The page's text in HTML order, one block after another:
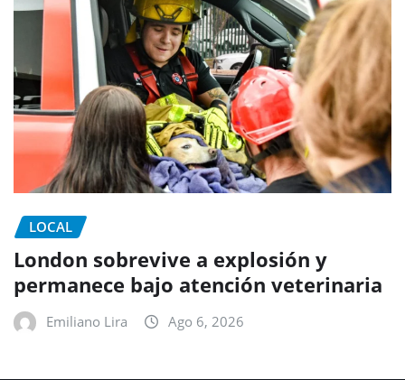
LOCAL
London sobrevive a explosión y
permanece bajo atención veterinaria
Emiliano Lira Ago 6, 2026